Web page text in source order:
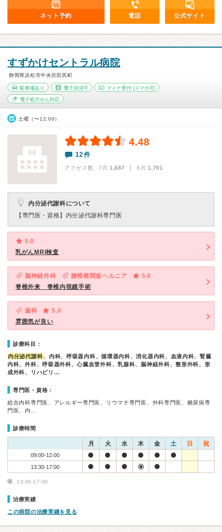
ネット予約 電話 公式サイト
すずかけセントラル病院
静岡県浜松市中央区田尻町
駐車場あり 電子決済可 マイナ受付 (スマホ可)
電子処方せん対応
土曜（〜12:00）
4.48
12件
アクセス数 7月:1,687 | 6月:1,701
内分泌代謝科について
【専門医・資格】 内分泌代謝科専門医
5.0
乳がんMRI検査
脳神経外科 腰椎椎間板ヘルニア
5.0
脊椎外来 脊椎内視鏡手術
歯科
5.0
雰囲気が良い
診療科目：
内分泌代謝科、内科、呼吸器内科、循環器内科、消化器内科、血液内科、腎臓
内科、外科、呼吸器外科、心臓血管外科、乳腺科、脳神経外科、整形外科、形
成外科、リハビリ…
専門医・資格：
総合内科専門医、アレルギー専門医、リウマチ専門医、外科専門医、糖尿病専
門医、内…
診療時間
月 火 水 木 金 土 日 祝
09:00-12:00
13:30-17:00
13:00-17:00
治療実績
この病院の治療実績を見る